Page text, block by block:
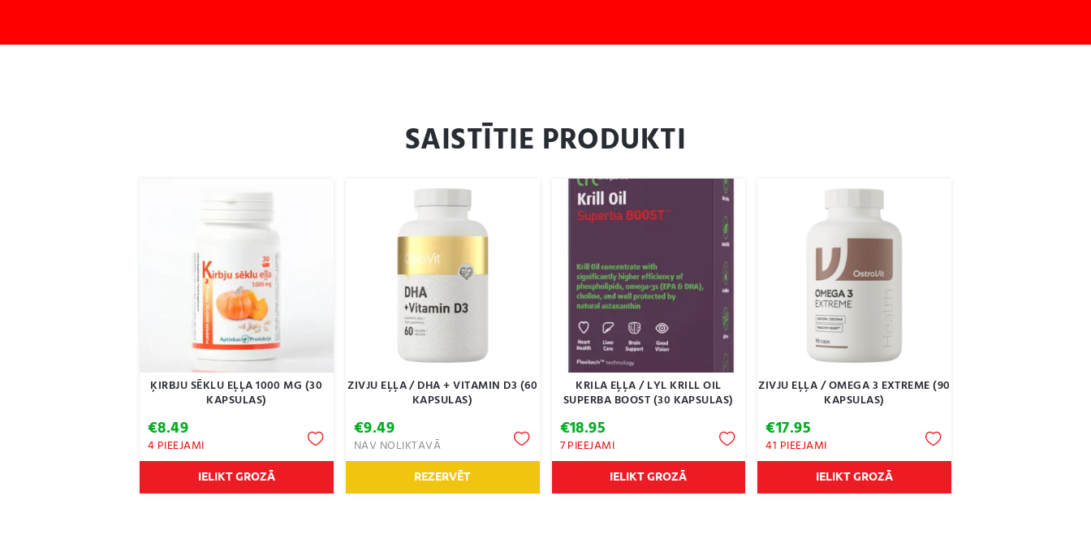
SAISTĪTIE PRODUKTI
ĶIRBJU SĒKLU EĻĻA 1000 MG (30
KAPSULAS)
€8.49
4 PIEEJAMI
IELIKT GROZĀ
ZIVJU EĻĻA / DHA + VITAMIN D3 (60
KAPSULAS)
€9.49
NAV NOLIKTAVĀ
REZERVĒT
KRILA EĻĻA / LYL KRILL OIL
SUPERBA BOOST (30 KAPSULAS)
€18.95
7 PIEEJAMI
IELIKT GROZĀ
ZIVJU EĻĻA / OMEGA 3 EXTREME (90
KAPSULAS)
€17.95
41 PIEEJAMI
IELIKT GROZĀ